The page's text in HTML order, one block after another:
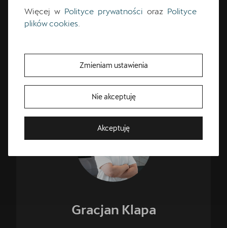
Bezpłatna Jazda Próbna
+48 61 87 32 280
cupra.salon@pol-car.pl
CUPRA Master
Gracjan Klapa
Więcej w Polityce prywatności oraz Polityce
plików cookies
Zmieniam ustawienia
Nie akceptuję
Akceptuję